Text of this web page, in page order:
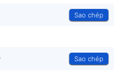
Sao chép
Sao chép